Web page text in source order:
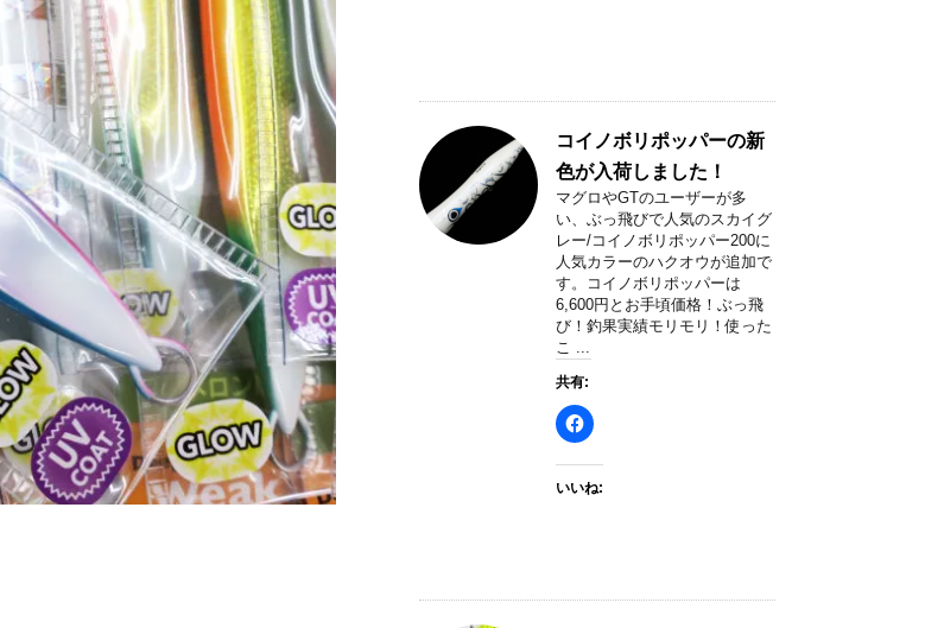
コイノボリポッパーの新
色が入荷しました！
マグロやGTのユーザーが多
い、ぶっ飛びで人気のスカイグ
レー/コイノボリポッパー200に
人気カラーのハクオウが追加で
す。コイノボリポッパーは
6,600円とお手頃価格！ぶっ飛
び！釣果実績モリモリ！使った
こ ...
共有:
いいね: